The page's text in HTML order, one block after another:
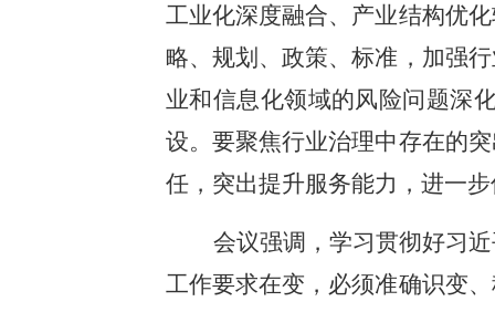
工业化深度融合、产业结构优
略、规划、政策、标准，加强
业和信息化领域的风险问题深
设。要聚焦行业治理中存在的
任，突出提升服务能力，进一
会议强调，学习贯彻好习
工作要求在变，必须准确识变